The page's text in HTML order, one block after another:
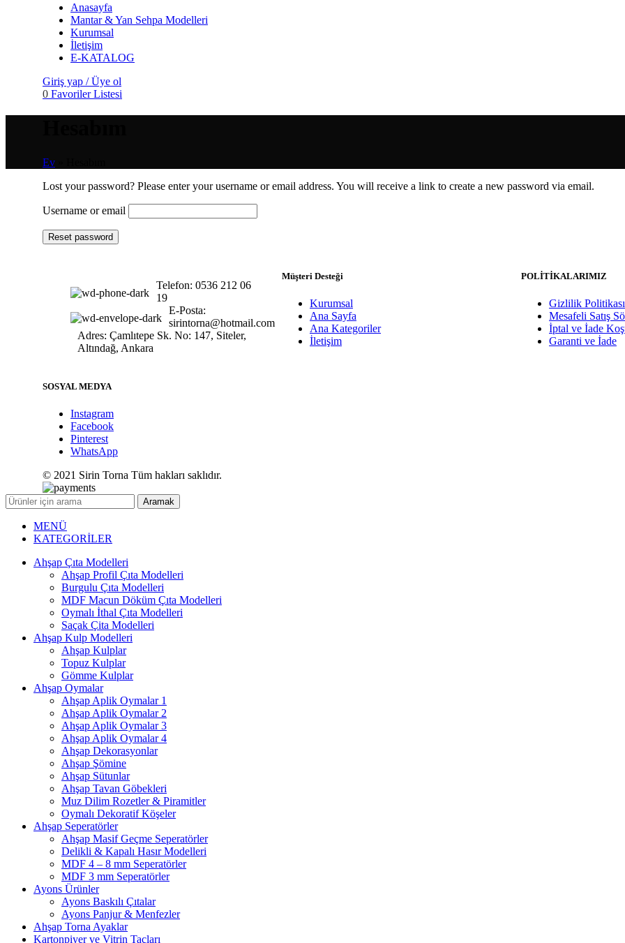
Anasayfa
Mantar & Yan Sehpa Modelleri
Kurumsal
İletişim
E-KATALOG
Giriş yap / Üye ol
0 Favoriler Listesi
Ev
Lost your password? Please enter your username or email address. You will receive a link to create a new password via email.
Username or email
Reset password
Telefon: 0536 212 06
19
E-Posta:
sirintorna@hotmail.com
Adres: Çamlıtepe Sk. No: 147, Siteler,
Altındağ, Ankara
Müşteri Desteği
Kurumsal
Ana Sayfa
Ana Kategoriler
İletişim
POLİTİKALARIMIZ
Gizlilik Politikası
Mesafeli Satış
İptal ve İade
Garanti ve İade
SOSYAL MEDYA
Instagram
Facebook
Pinterest
WhatsApp
© 2021 Sirin Torna Tüm hakları saklıdır.
Aramak
MENÜ
KATEGORİLER
Ahşap Çıta Modelleri
Ahşap Profil Çıta Modelleri
Burgulu Çıta Modelleri
MDF Macun Döküm Çıta Modelleri
Oymalı İthal Çıta Modelleri
Saçak Çita Modelleri
Ahşap Kulp Modelleri
Ahşap Kulplar
Topuz Kulplar
Gömme Kulplar
Ahşap Oymalar
Ahşap Aplik Oymalar 1
Ahşap Aplik Oymalar 2
Ahşap Aplik Oymalar 3
Ahşap Aplik Oymalar 4
Ahşap Dekorasyonlar
Ahşap Şömine
Ahşap Sütunlar
Ahşap Tavan Göbekleri
Muz Dilim Rozetler & Piramitler
Oymalı Dekoratif Köşeler
Ahşap Seperatörler
Ahşap Masif Geçme Seperatörler
Delikli & Kapalı Hasır Modelleri
MDF 4 – 8 mm Seperatörler
MDF 3 mm Seperatörler
Ayons Ürünler
Ayons Baskılı Çıtalar
Ayons Panjur & Menfezler
Ahşap Torna Ayaklar
Kartonpiyer ve Vitrin Taçları